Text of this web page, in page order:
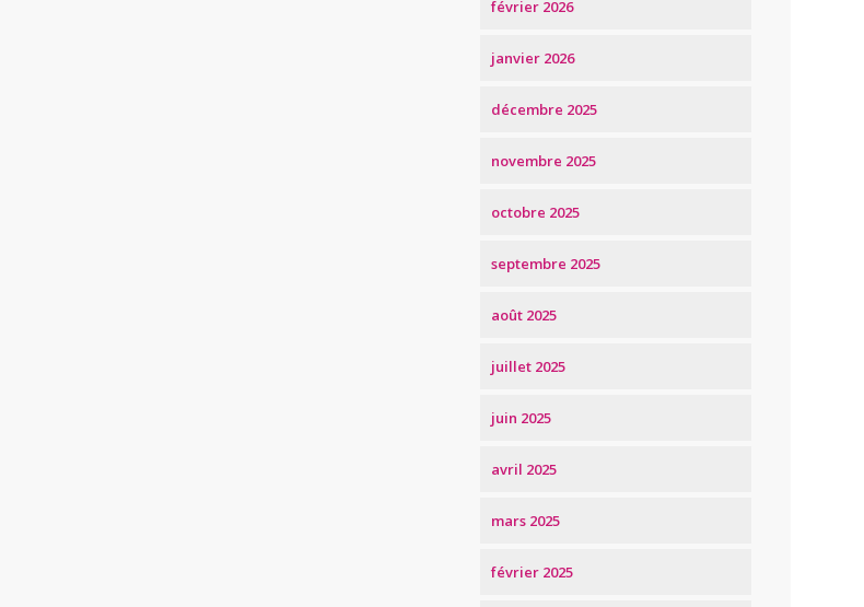
février 2026
janvier 2026
décembre 2025
novembre 2025
octobre 2025
septembre 2025
août 2025
juillet 2025
juin 2025
avril 2025
mars 2025
février 2025